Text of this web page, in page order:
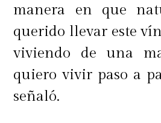
manera en que
querido llevar este
viviendo de una
quiero vivir paso a
señaló.